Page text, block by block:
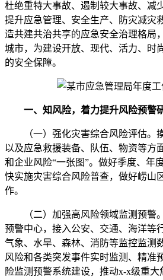
杜绝重特大事故、遏制较大事故、减
提升应急管理、安全生产、防灾减灾
造共建共治共享的应急安全治理格局
城市，为建设开放、现代、活力、时
的安全保障。
一、知风险，着力提升风险预警
（一）强化灾害综合风险评估。
以及应急救援装备、队伍、物资等方
和企业风险“一张图”。做好季度、年
快实施灾害综合风险普查，做好崂山
作。
（二）加强高风险领域监测预警
预警中心，接入公安、交通、海洋等
气象、水旱、森林、消防等监控监测
风险和各类突发事件实时监测、精准
险监测预警系统建设，推动x-x级重